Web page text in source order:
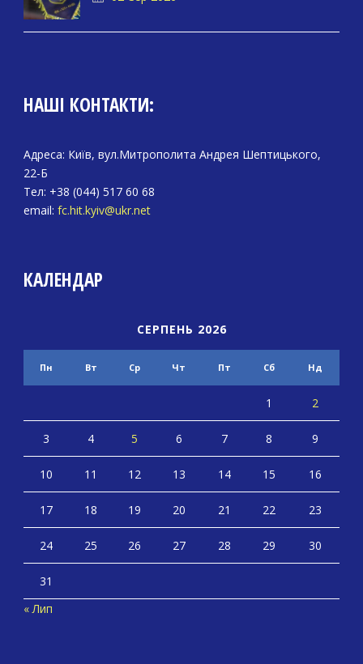
НАШІ КОНТАКТИ:
Адреса: Київ, вул.Митрополита Андрея Шептицького,
22-Б
Тел: +38 (044) 517 60 68
email: fc.hit.kyiv@ukr.net
КАЛЕНДАР
СЕРПЕНЬ 2026
Пн Вт Ср Чт Пт Сб Нд
1 2
3 4 5 6 7 8 9
10 11 12 13 14 15 16
17 18 19 20 21 22 23
24 25 26 27 28 29 30
31
« Лип